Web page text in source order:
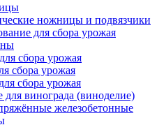
ножницы и подвязчики
для сбора урожая
сбора урожая
сбора урожая
сбора урожая
для винограда (виноделие)
железобетонные